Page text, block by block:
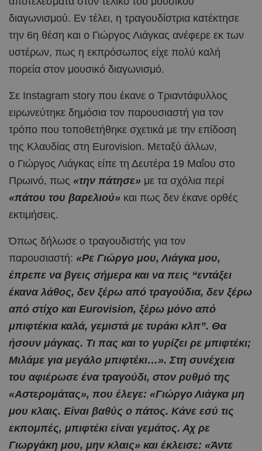
διαγωνισμού. Εν τέλει, η τραγουδίστρια κατέκτησε
την 6η θέση και ο Γιώργος Λιάγκας ανέφερε εκ των
υστέρων, πως η εκπρόσωπος είχε πολύ καλή
πορεία στον μουσικό διαγωνισμό.
Σε Instagram story που έκανε ο Τριαντάφυλλος
ειρωνεύτηκε δημόσια τον παρουσιαστή για τον
τρόπο που τοποθετήθηκε σχετικά με την επίδοση
της Κλαυδίας στη Eurovision. Μεταξύ άλλων,
ο Γιώργος Λιάγκας είπε τη Δευτέρα 19 Μαΐου στο
Πρωινό, πως «την πάτησε» με τα σχόλια περί
«πάτου του βαρελιού» και πως δεν έκανε ορθές
εκτιμήσεις.
Όπως δήλωσε ο τραγουδιστής για τον
παρουσιαστή: «Ρε Γιώργο μου, Λιάγκα μου,
έπρεπε να βγεις σήμερα και να πεις “εντάξει
έκανα λάθος, δεν ξέρω από τραγούδια, δεν ξέρω
από στίχο και Eurovision, ξέρω μόνο από
μπιφτέκια καλά, γεμιστά με τυράκι κλπ”. Θα
ήσουν μάγκας. Τι πας και το γυρίζει ρε μπιφτέκι;
Μιλάμε για μεγάλο μπιφτέκι…». Στη συνέχεια
του αφιέρωσε ένα τραγούδι, στον ρυθμό της
«Αστερομάτας», που έλεγε: «Γιώργο Λιάγκα μη
μου κλαις. Είναι βαθύς ο πάτος. Κάνε εσύ τις
εκπομπές, μπιφτέκι είναι γεμάτος. Αχ ρε
Γιωργάκη μου, μην κλαις» και έκλεισε: «Άντε